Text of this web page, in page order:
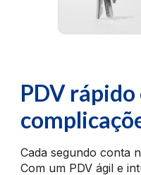
PDV
Cada segundo conta
Com um PDV ágil e